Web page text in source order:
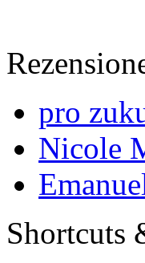
pro
Nicole
Shortcuts